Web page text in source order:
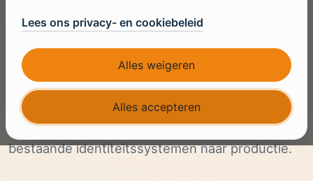
controle op te geven
FoxIDs is een EU-first identiteitsplatform voor
teams die open standaarden, protocol bridging
en de keuze nodig hebben om FoxIDs Cloud,
self-hosted of hybrid te gebruiken op weg van
bestaande identiteitssystemen naar productie.
Lees ons privacy- en cookiebeleid
Alles weigeren
Alles accepteren